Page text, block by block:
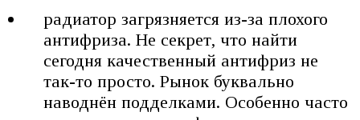
радиатор загрязняется из-за плохого
антифриза. Не секрет, что найти
сегодня качественный антифриз не
так-то просто. Рынок буквально
наводнён подделками. Особенно часто